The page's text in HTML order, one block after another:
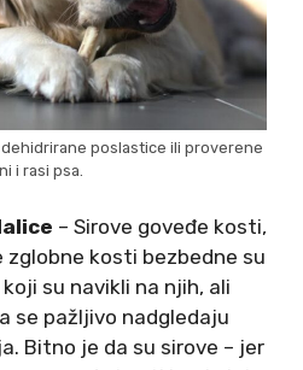
poslastice ili proverene
i rasi psa.
– Sirove goveđe kosti,
zglobne kosti bezbedne su
su navikli na njih, ali
se pažljivo nadgledaju
Bitno je da su sirove – jer